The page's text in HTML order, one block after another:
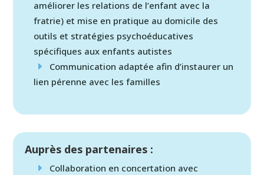
améliorer les relations de l’enfant avec la
fratrie) et mise en pratique au domicile des
outils et stratégies psychoéducatives
spécifiques aux enfants autistes
Communication adaptée afin d’instaurer un
lien pérenne avec les familles
Auprès des partenaires :
Collaboration en concertation avec